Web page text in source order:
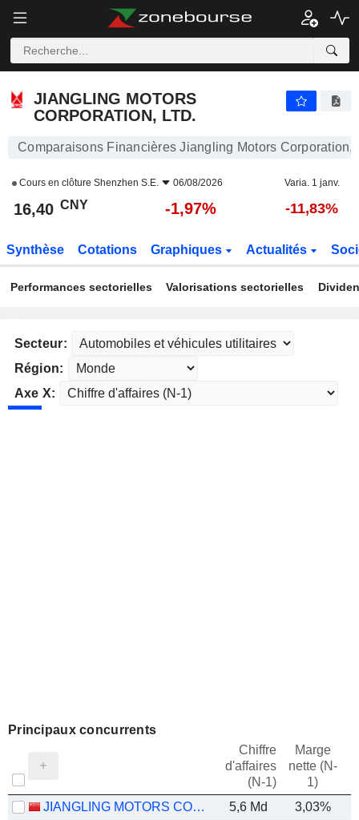
JIANGLING MOTORS
CORPORATION, LTD.
Comparaisons Financières Jiangling Motors Corporation,
Cours en clôture Shenzhen S.E. 06/08/2026 Varia. 1 janv.
16,40 CNY -1,97% -11,83%
Synthèse Cotations Graphiques Actualités
Performances sectorielles Valorisations sectorielles
Secteur:
Région:
Axe X:
Principaux concurrents
Chiffre
d'affaires
(N-1)
Marge
nette (N-
1)
JIANGLING MOTORS CORPORATION, LTD. 5,6 Md 3,03%